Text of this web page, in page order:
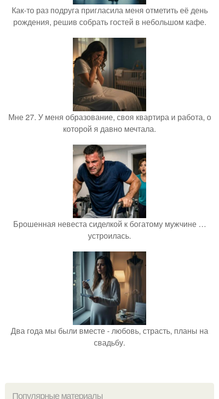
Как-то раз подруга пригласила меня отметить её день
рождения, решив собрать гостей в небольшом кафе.
Мне 27. У меня образование, своя квартира и работа, о
которой я давно мечтала.
Брошенная невеста сиделкой к богатому мужчине …
устроилась.
Два года мы были вместе - любовь, страсть, планы на
свадьбу.
Популярные материалы